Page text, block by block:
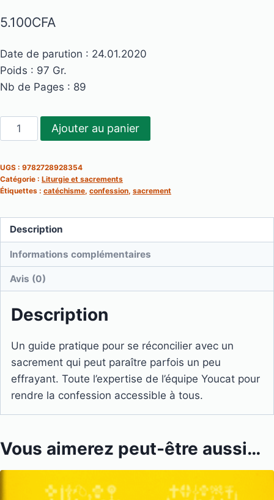
5.100CFA
Date de parution : 24.01.2020
Poids : 97 Gr.
Nb de Pages : 89
quantité
de
-
Confession
Ajouter au panier
UGS : 9782728928354
Catégorie : Liturgie et sacrements
Étiquettes : catéchisme, confession, sacrement
Description
Informations complémentaires
Avis (0)
Description
Un guide pratique pour se réconcilier avec un
sacrement qui peut paraître parfois un peu
effrayant. Toute l’expertise de l’équipe Youcat pour
rendre la confession accessible à tous.
Vous aimerez peut-être aussi…